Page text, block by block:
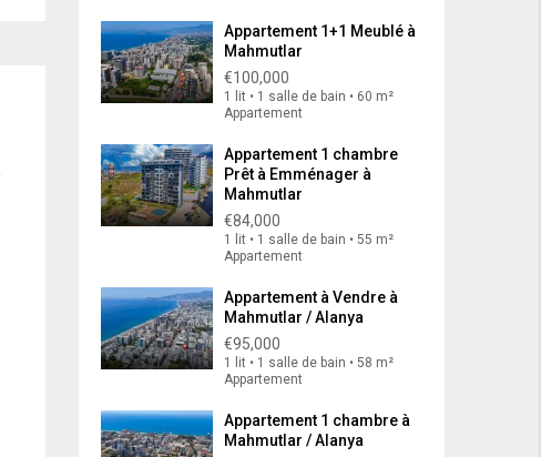
Appartement 1+1 Meublé à
Mahmutlar
€100,000
1 lit • 1 salle de bain • 60 m²
Appartement
Appartement 1 chambre
Prêt à Emménager à
Mahmutlar
€84,000
1 lit • 1 salle de bain • 55 m²
Appartement
Appartement à Vendre à
Mahmutlar / Alanya
€95,000
1 lit • 1 salle de bain • 58 m²
Appartement
Appartement 1 chambre à
Mahmutlar / Alanya